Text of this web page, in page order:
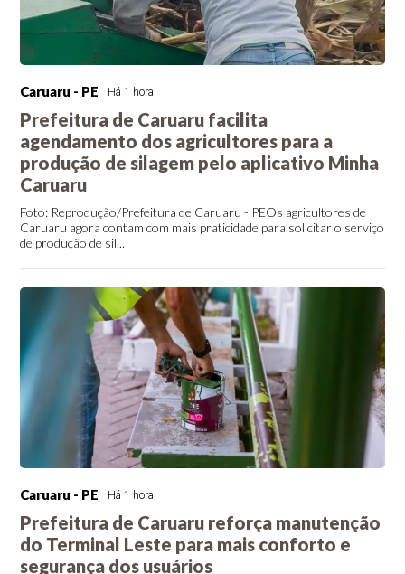
Caruaru - PE Há 1 hora
Prefeitura de Caruaru facilita
agendamento dos agricultores para a
produção de silagem pelo aplicativo Minha
Caruaru
Foto: Reprodução/Prefeitura de Caruaru - PEOs agricultores de
Caruaru agora contam com mais praticidade para solicitar o serviço
de produção de sil...
Caruaru - PE Há 1 hora
Prefeitura de Caruaru reforça manutenção
do Terminal Leste para mais conforto e
segurança dos usuários